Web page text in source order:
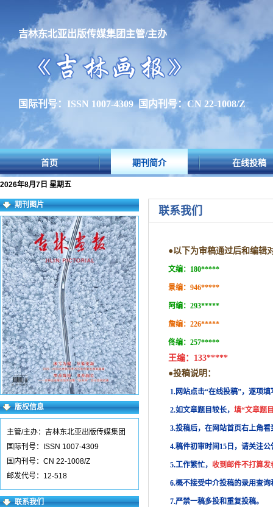
吉林东北亚出版传媒集团主管/主办
国际刊号：ISSN 1007-4309 国内刊号：CN 22-1008/Z
首页 期刊简介 在线投稿
2026年8月7日 星期五
期刊图片
版权信息
主管/主办：吉林东北亚出版传媒集团
国际刊号：ISSN 1007-4309
国内刊号：CN 22-1008/Z
邮发代号：12-518
联系我们
联系我们
●以下为审稿通过后和编辑
文编： 180*****
景编： 946*****
阿编： 293*****
詹编： 226*****
佟编： 257*****
王编： 133*****
●投稿说明：
1.网站点击“在线投稿”，逐项
2.如文章题目较长， 填“文章题
3.投稿后，在网站首页右上角
4.稿件初审时间15日，请关注
5.工作繁忙， 收到邮件不打算发
6.概不接受中介投稿的录用查询
7.严禁一稿多投和重复投稿。